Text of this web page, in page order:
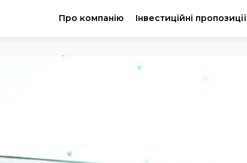
Про компанію Інвестиційні пропозиції